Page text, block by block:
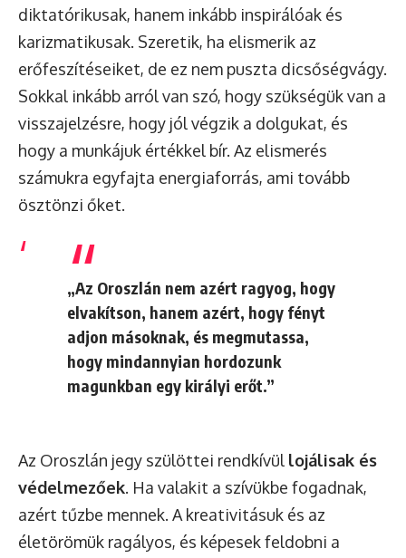
diktatórikusak, hanem inkább inspirálóak és
karizmatikusak. Szeretik, ha elismerik az
erőfeszítéseiket, de ez nem puszta dicsőségvágy.
Sokkal inkább arról van szó, hogy szükségük van a
visszajelzésre, hogy jól végzik a dolgukat, és
hogy a munkájuk értékkel bír. Az elismerés
számukra egyfajta energiaforrás, ami tovább
ösztönzi őket.
„Az Oroszlán nem azért ragyog, hogy
elvakítson, hanem azért, hogy fényt
adjon másoknak, és megmutassa,
hogy mindannyian hordozunk
magunkban egy királyi erőt.”
Az Oroszlán jegy szülöttei rendkívül lojálisak és
védelmezőek. Ha valakit a szívükbe fogadnak,
azért tűzbe mennek. A kreativitásuk és az
életörömük ragályos, és képesek feldobni a